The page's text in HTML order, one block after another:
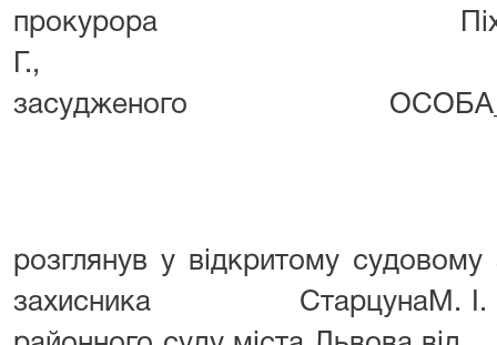
прокурора Піх
засудженого
розглянув у відкритому судовому
захисника СтарцунаМ. І. на